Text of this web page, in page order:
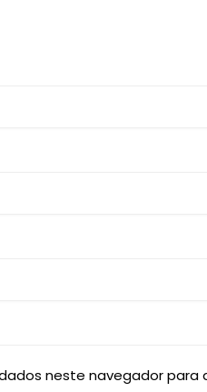
neste navegador para